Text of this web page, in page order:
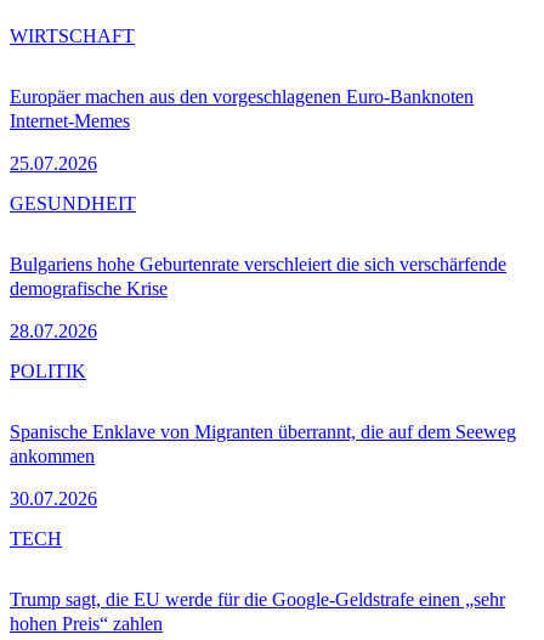
Europäer machen aus den vorgeschlagenen Euro-Banknoten
Internet-Memes
25.07.2026
WIRTSCHAFT
Bulgariens hohe Geburtenrate verschleiert die sich verschärfende
demografische Krise
28.07.2026
GESUNDHEIT
Spanische Enklave von Migranten überrannt, die auf dem Seeweg
ankommen
30.07.2026
POLITIK
Trump sagt, die EU werde für die Google-Geldstrafe einen „sehr
hohen Preis“ zahlen
TECH